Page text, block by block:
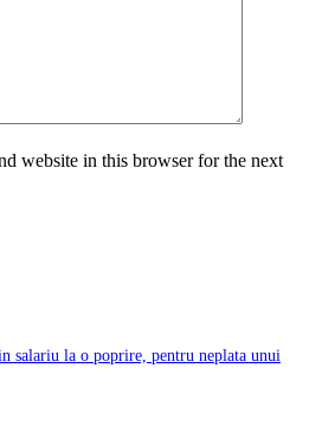
website in this browser for the next
salariu la o poprire, pentru neplata unui